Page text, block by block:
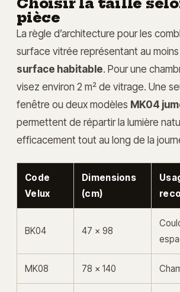
Choisir la taille
pièce
La règle d’architecture pour les
surface vitrée représentant au moins
surface habitable. Pour une
visez environ 2 m² de vitrage. Une
fenêtre ou deux modèles MK04
permettent de répartir la lumière
efficacement tout au long de la
Code
Velux
Dimensions
(cm)
BK04 47 x 98
MK08 78 x 140